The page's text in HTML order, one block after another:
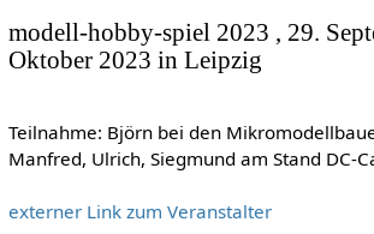
modell-hobby-spiel 2023 , 29.
Oktober 2023 in Leipzig
Teilnahme: Björn bei den
Manfred, Ulrich, Siegmund am Stand DC-
externer Link zum Veranstalter